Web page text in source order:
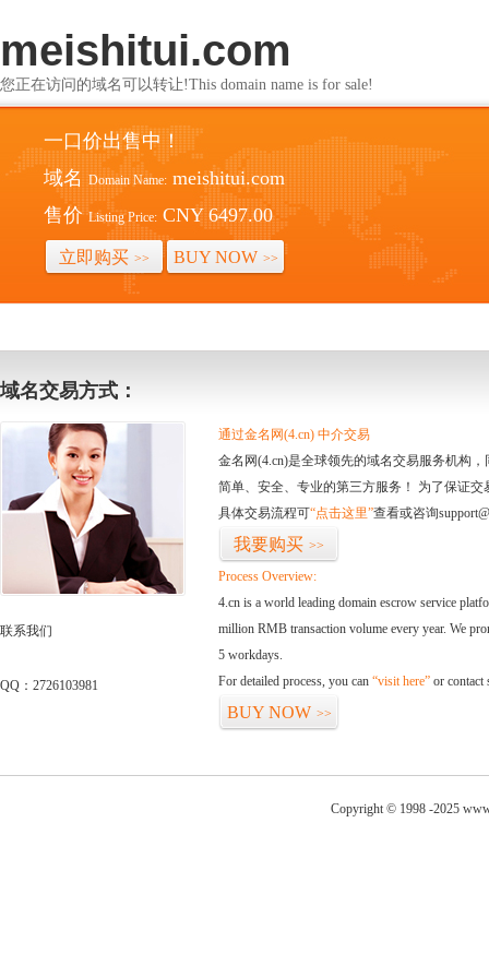
meishitui.com
您正在访问的域名可以转让!This domain name is for sale!
一口价出售中！
域名 Domain Name: meishitui.com
售价 Listing Price: CNY 6497.00
立即购买 >> BUY NOW >>
域名交易方式：
联系我们
QQ：2726103981
通过金名网(4.cn) 中介交易
金名网(4.cn)是全球领先的域名交易服务机构
简单、安全、专业的第三方服务！ 为了保证
具体交易流程可“点击这里”查看或咨询
我要购买 >>
Process Overview:
4.cn is a world leading domain escrow service
million RMB transaction volume every year. We
5 workdays.
For detailed process, you can “visit here” or contact
BUY NOW >>
Copyright © 1998 -2025